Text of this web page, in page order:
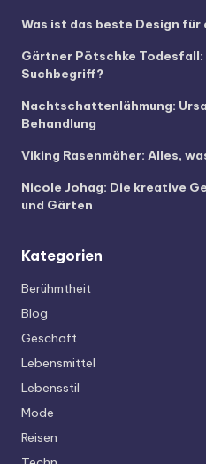
Was ist das beste Design
Gärtner Pötschke
Suchbegriff?
Nachtschattenlähmung:
Behandlung
Viking Rasenmäher: Alles,
Nicole Johag: Die kreative
und Gärten
Kategorien
Berühmtheit
Blog
Geschäft
Lebensmittel
Lebensstil
Mode
Reisen